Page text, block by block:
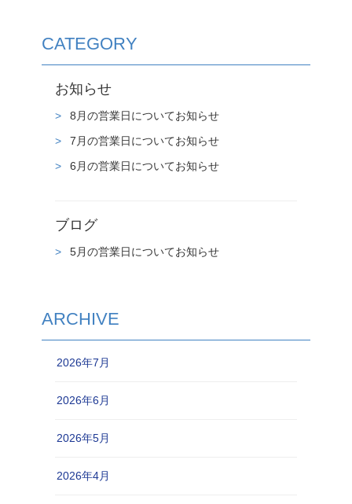
CATEGORY
お知らせ
8月の営業日についてお知らせ
7月の営業日についてお知らせ
6月の営業日についてお知らせ
ブログ
5月の営業日についてお知らせ
ARCHIVE
2026年7月
2026年6月
2026年5月
2026年4月